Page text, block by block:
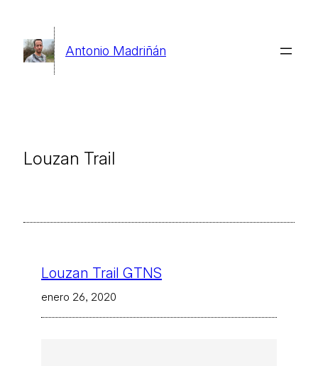
contenido
Antonio Madriñán
Louzan Trail
Louzan Trail GTNS
enero 26, 2020